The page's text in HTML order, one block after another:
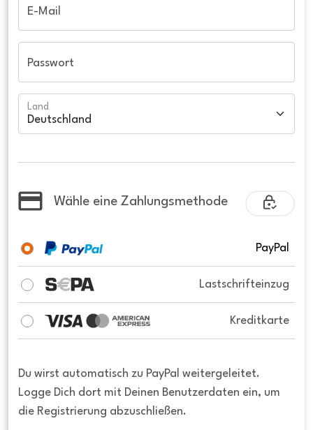
E-Mail
Passwort
Land
Wähle eine Zahlungsmethode
PayPal
Lastschrifteinzug
Kreditkarte
Du wirst automatisch zu PayPal weitergeleitet.
Logge Dich dort mit Deinen Benutzerdaten ein, um
die Registrierung abzuschließen.